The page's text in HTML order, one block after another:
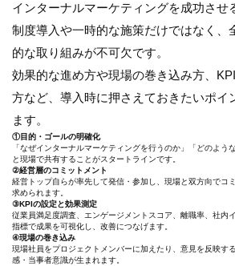
インターナルマーケティングを成功させ
制度導入や一時的な施策だけではなく、
的な取り組みが不可欠です。
効果的な進め方や現場の巻き込み方、
方など、導入時に押さえておきたいポイ
ます。
①目的・ゴールの明確化
「なぜインターナルマーケティングを行うのか」「どのよう
と現場で共有することがスタートラインです。
②経営層のコミットメント
経営トップ自らが率先して発信・参加し、現場と双方向でコ
求められます。
③KPIの設定と効果測定
従業員満足度調査、エンゲージメントスコア、離職率、社内
指標で成果を可視化し、改善につなげます。
④現場の巻き込み
現場社員をプロジェクトメンバーに加えたり、意見を反映す
感・当事者意識が生まれます。